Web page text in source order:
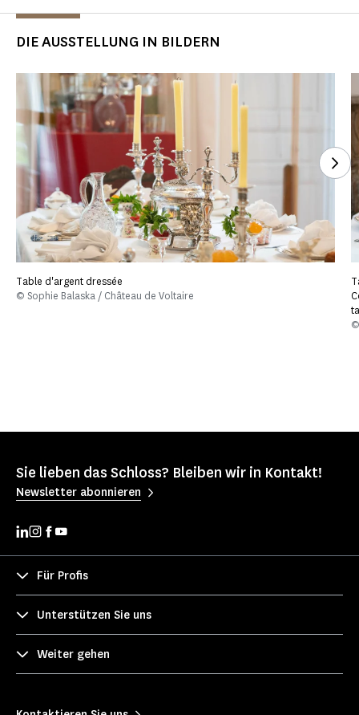
DIE AUSSTELLUNG IN BILDERN
Table d'argent dressée
© Sophie Balaska / Château de Voltaire
Sie lieben das Schloss? Bleiben wir in Kontakt!
Newsletter abonnieren
Für Profis
Unterstützen Sie uns
Weiter gehen